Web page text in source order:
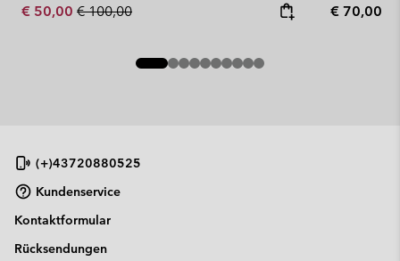
Sale price:
€ 50,00 Regular price:
€ 100,00 Regular
€ 70,00
(+)43720880525
Kundenservice
Kontaktformular
Rücksendungen